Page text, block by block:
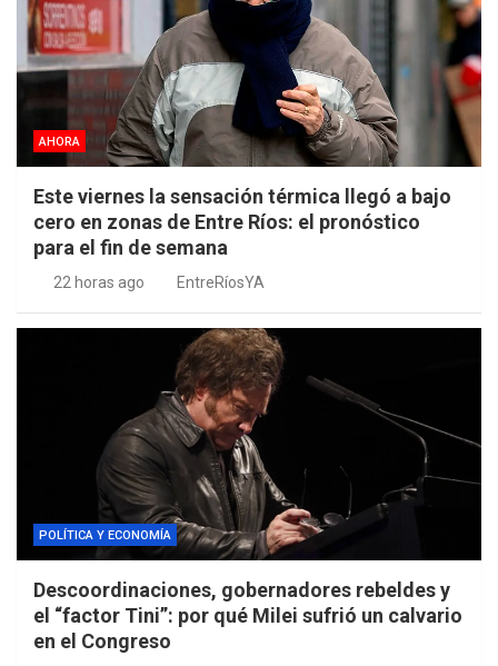
AHORA
Este viernes la sensación térmica llegó a bajo
cero en zonas de Entre Ríos: el pronóstico
para el fin de semana
22 horas ago EntreRíosYA
POLÍTICA Y ECONOMÍA
Descoordinaciones, gobernadores rebeldes y
el “factor Tini”: por qué Milei sufrió un calvario
en el Congreso